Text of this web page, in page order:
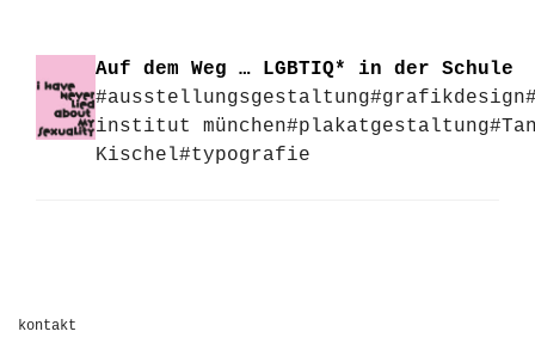
Auf dem Weg … LGBTIQ* in der Schule
#ausstellungsgestaltung#grafikdesign
institut münchen#plakatgestaltung
Kischel#typografie
kontakt